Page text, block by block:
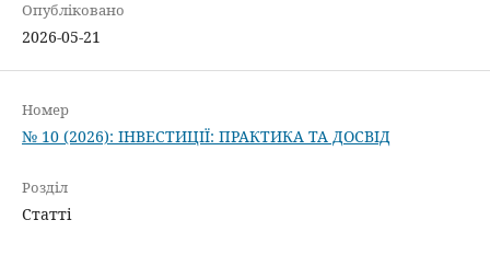
Опубліковано
2026-05-21
Номер
№ 10 (2026): ІНВЕСТИЦІЇ: ПРАКТИКА ТА ДОСВІД
Розділ
Статті